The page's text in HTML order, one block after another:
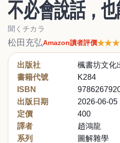
不必會說話，
聞くチカラ
松田充弘Amazon讀者評價
出版社
楓書坊文化
書籍代號
K284
ISBN
出版日期
2026-06-05
定價
400
譯者
趙鴻龍
系列
圖解雜學